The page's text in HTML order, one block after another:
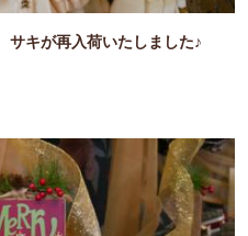
サキが再入荷いたしました♪